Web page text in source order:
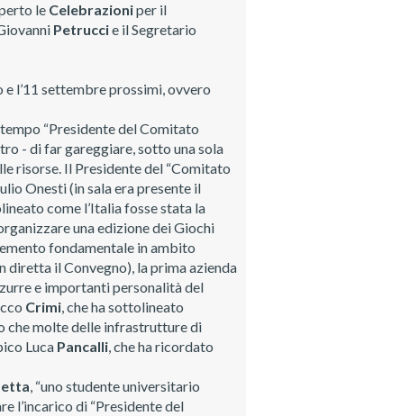
le Celebrazioniper il
Petruccie il Segretario
l’11 settembre prossimi, ovvero
tempo “Presidente del Comitato
- di far gareggiare, sotto una sola
risorse. Il Presidente del “Comitato
Onesti (in sala era presente il
come l’Italia fosse stata la
una edizione dei Giochi
fondamentale in ambito
diretta il Convegno), la prima azienda
e importanti personalità del
Crimi, che ha sottolineato
che molte delle infrastrutture di
Luca Pancalli, che ha ricordato
, “uno studente universitario
l’incarico di “Presidente del